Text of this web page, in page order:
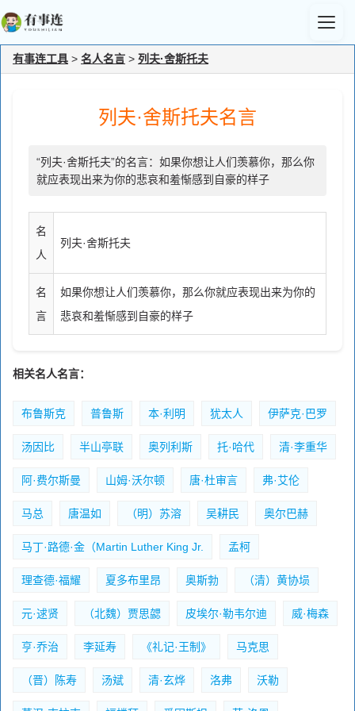
有事连工具 > 名人名言 > 列夫·舍斯托夫
列夫·舍斯托夫名言
“列夫·舍斯托夫”的名言：如果你想让人们羡慕你，那么你
就应表现出来为你的悲哀和羞惭感到自豪的样子
名
人
列夫·舍斯托夫
名
言
如果你想让人们羡慕你，那么你就应表现出来为你的
悲哀和羞惭感到自豪的样子
相关名人名言：
布鲁斯克 普鲁斯 本·利明 犹太人 伊萨克·巴罗
汤因比 半山亭联 奥列利斯 托·哈代 清·李重华
阿·费尔斯曼 山姆·沃尔顿 唐·杜审言 弗·艾伦
马总 唐温如 （明）苏溶 吴耕民 奥尔巴赫
马丁·路德·金（Martin Luther King Jr. 孟柯
理查德·福耀 夏多布里昂 奥斯勃 （清）黄协埙
元·逑贤 （北魏）贾思勰 皮埃尔·勒韦尔迪 威·梅森
亨·乔治 李延寿 《礼记·王制》 马克思
（晋）陈寿 汤斌 清·玄烨 洛弗 沃勒